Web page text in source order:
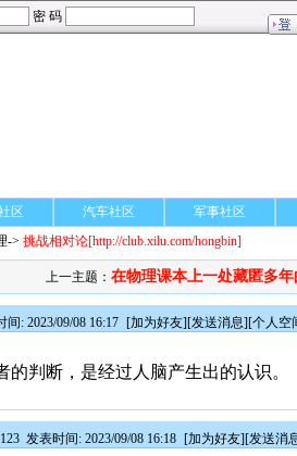
区 汽车社区
军事社区
->挑战相对论[http://club.xilu.com/hongbin]
上一主题： 在物理课本上一处藏匿多年
间: 2023/09/08 16:17 [加为好友][发送消息][个人空
的判断，是经过人脑产生出的认识。
发表时间: 2023/09/08 16:18 [加为好友][发送消